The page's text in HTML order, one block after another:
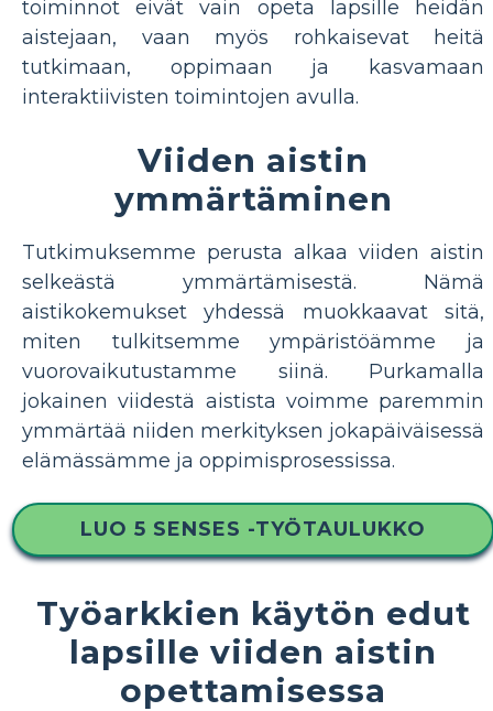
toiminnot eivät vain opeta lapsille heidän
aistejaan, vaan myös rohkaisevat heitä
tutkimaan, oppimaan ja kasvamaan
interaktiivisten toimintojen avulla.
Viiden aistin
ymmärtäminen
Tutkimuksemme perusta alkaa viiden aistin
selkeästä ymmärtämisestä. Nämä
aistikokemukset yhdessä muokkaavat sitä,
miten tulkitsemme ympäristöämme ja
vuorovaikutustamme siinä. Purkamalla
jokainen viidestä aistista voimme paremmin
ymmärtää niiden merkityksen jokapäiväisessä
elämässämme ja oppimisprosessissa.
LUO 5 SENSES -TYÖTAULUKKO
Työarkkien käytön edut
lapsille viiden aistin
opettamisessa